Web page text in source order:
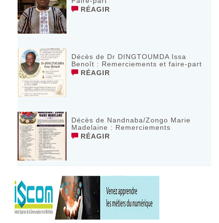
RÉAGIR
Décès de Dr DINGTOUMDA Issa
Benoît : Remerciements et faire-part
RÉAGIR
Décès de Nandnaba/Zongo Marie
Madelaine : Remerciements
RÉAGIR